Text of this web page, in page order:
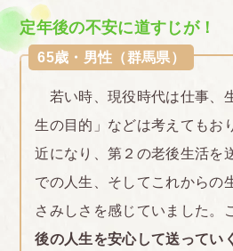
定年後の不安に道すじが！
65歳・男性（群馬県）
若い時、現役時代は仕事、
生の目的」などは考えてもお
近になり、第２の老後生活を
での人生、そしてこれからの
さみしさを感じていました。
後の人生を安心して送ってい